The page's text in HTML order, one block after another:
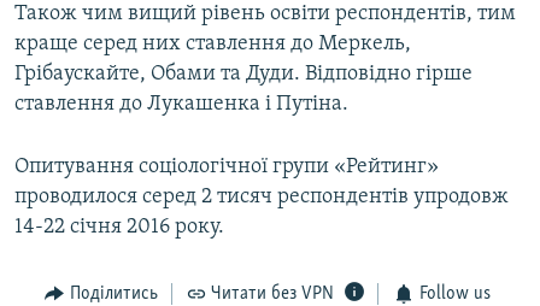
Також чим вищий рівень освіти респондентів, тим
краще серед них ставлення до Меркель,
Грібаускайте, Обами та Дуди. Відповідно гірше
ставлення до Лукашенка і Путіна.
Опитування соціологічної групи «Рейтинг»
проводилося серед 2 тисяч респондентів упродовж
14-22 січня 2016 року.
Поділитись Читати без VPN Follow us